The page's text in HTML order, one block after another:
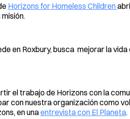
Horizons for Homeless Children
en Roxbury, busca mejorar la
el trabajo de Horizons con la
con nuestra organización como
en unaentrevista con El Planeta.